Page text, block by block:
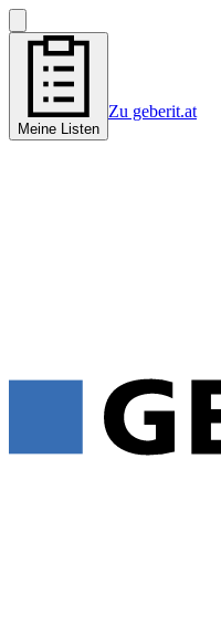
Meine Listen
Zu geberit.at